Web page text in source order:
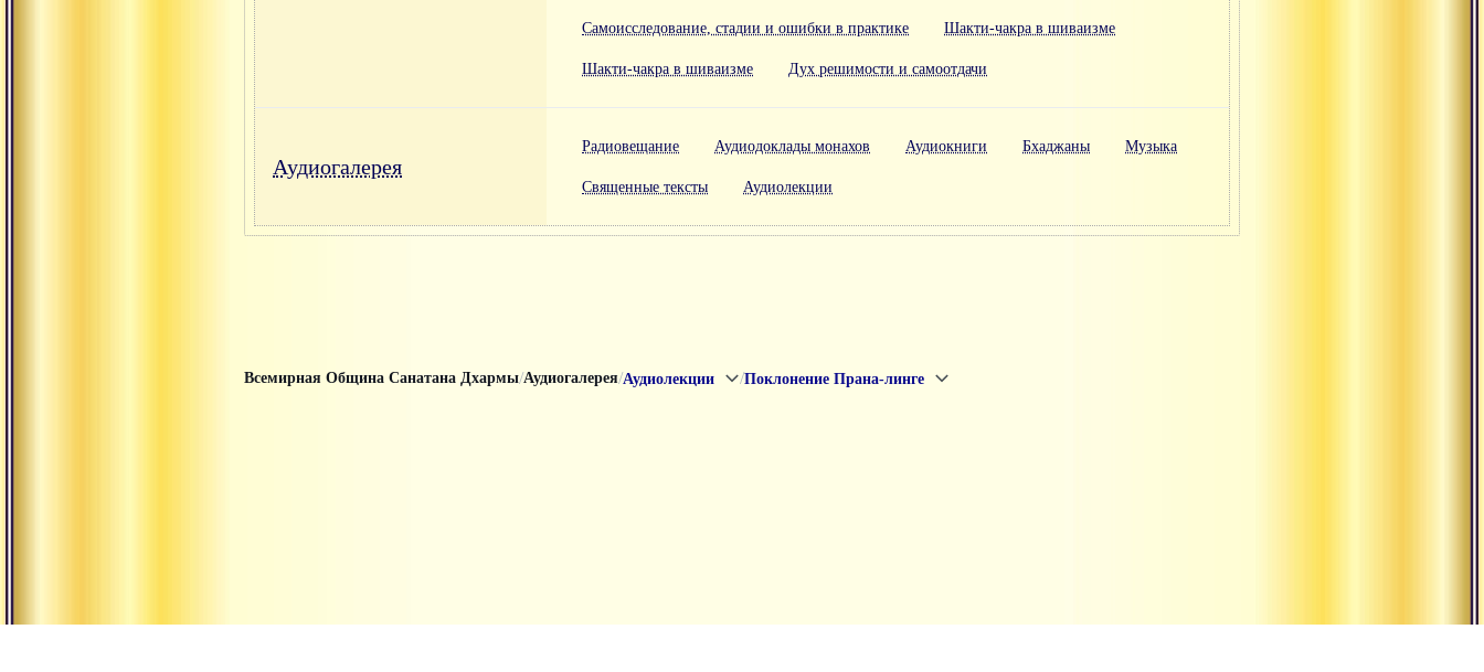
Самоисследование, стадии и ошибки в практике Шакти-чакра в шиваизме
Шакти-чакра в шиваизме Дух решимости и самоотдачи
Аудиогалерея
Радиовещание Аудиодоклады монахов Аудиокниги Бхаджаны Музыка
Священные тексты Аудиолекции
Всемирная Община Санатана Дхармы/Аудиогалерея/Аудиолекции /Поклонение Прана-линге